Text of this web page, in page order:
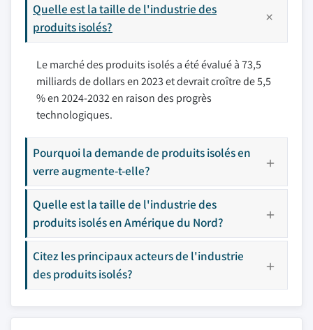
Quelle est la taille de l'industrie des
produits isolés?
Le marché des produits isolés a été évalué à 73,5
milliards de dollars en 2023 et devrait croître de 5,5
% en 2024-2032 en raison des progrès
technologiques.
Pourquoi la demande de produits isolés en
verre augmente-t-elle?
Quelle est la taille de l'industrie des
produits isolés en Amérique du Nord?
Citez les principaux acteurs de l'industrie
des produits isolés?